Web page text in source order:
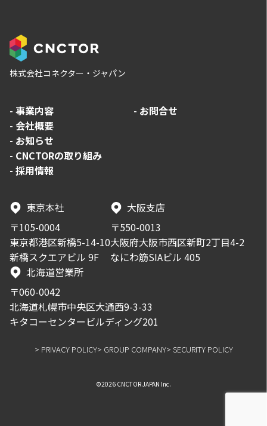
株式会社コネクター・ジャパン
東京本社
〒105-0004
東京都港区新橋5-14-10
新橋スクエアビル 9F
大阪支店
〒550-0013
大阪府大阪市西区新町2丁目4-2
なにわ筋SIAビル 405
北海道営業所
〒060-0042
北海道札幌市中央区大通西9-3-33
キタコーセンタービルディング201
- 事業内容
- 会社概要
- お知らせ
- CNCTORの取り組み
- 採用情報
- お問合せ
> PRIVACY POLICY> GROUP COMPANY> SECURITY POLICY
©2026 CNCTOR JAPAN Inc.